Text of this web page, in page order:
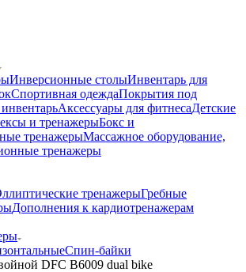
Инверсионные столыИнвентарь для
Спортивная одеждаПокрытия под
Аксессуары для фитнесаДетские
и тренажерыБокс и
тренажерыМассажное оборудование,
тренажеры
тренажерыГребные
Дополнения к кардиотренажерам
Спин-байки
DFC B6009 dual bike